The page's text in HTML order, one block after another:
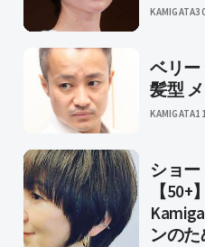
KAMIGATA
ベリー
髪型
KAMIGATA
ショー
【
ンの